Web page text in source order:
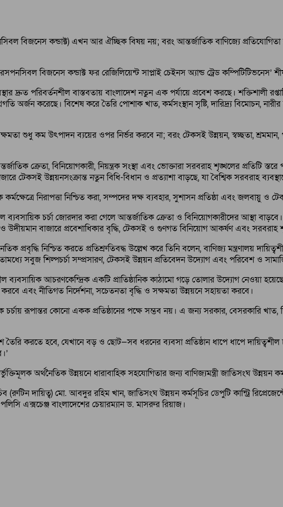
বিজনেস কন্ডাক্ট) এখন আর ঐচ্ছিক বিষয় নয়; বরং আন্তর্জাতিক বাণিজ্যে প্রতিযোগিতা
বিজনেস কন্ডাক্ট ফর রেজিলিয়েন্ট সাপ্লাই চেইনস অ্যান্ড ট্রেড
দ্রুত পরিবর্তনশীল বাস্তবতায় বাংলাদেশ নতুন এক পর্যায়ে প্রবেশ করছে। শক্তিশালী
অর্জন করেছে। বিশেষ করে তৈরি পোশাক খাত, কর্মসংস্থান সৃষ্টি, দারিদ্র্য বিমোচন,
শুধু কম উৎপাদন ব্যয়ের ওপর নির্ভর করবে না; বরং টেকসই উন্নয়ন, স্বচ্ছতা,
ক্রেতা, বিনিয়োগকারী, নিয়ন্ত্রক সংস্থা এবং ভোক্তারা সরবরাহ শৃঙ্খলের প্রতিটি
টেকসই উন্নয়নসংক্রান্ত নতুন বিধি-বিধান ও প্রত্যাশা বাড়ছে, যা বৈশ্বিক সরবরাহ
নিরাপত্তা নিশ্চিত করা, সম্পদের দক্ষ ব্যবহার, সুশাসন প্রতিষ্ঠা এবং জলবায়ু ও
ব্যবসায়িক চর্চা জোরদার করা গেলে আন্তর্জাতিক ক্রেতা ও বিনিয়োগকারীদের আস্থা
উদীয়মান বাজারে প্রবেশাধিকার বৃদ্ধি, টেকসই ও গুণগত বিনিয়োগ আকর্ষণ এবং সরবরাহ
প্রবৃদ্ধি নিশ্চিত করতে প্রতিশ্রুতিবদ্ধ উল্লেখ করে তিনি বলেন, বাণিজ্য মন্ত্রণালয়
সবুজ শিল্পচর্চা সম্প্রসারণ, টেকসই উন্নয়ন প্রতিবেদন উদ্যোগ এবং পরিবেশ ও
ব্যবসায়িক আচরণকেন্দ্রিক একটি প্রাতিষ্ঠানিক কাঠামো গড়ে তোলার উদ্যোগ নেওয়া হয়েছে।
এবং নীতিগত নির্দেশনা, সচেতনতা বৃদ্ধি ও সক্ষমতা উন্নয়নে সহায়তা করবে।
চর্চায় রূপান্তর কোনো একক প্রতিষ্ঠানের পক্ষে সম্ভব নয়। এ জন্য সরকার, বেসরকারি
করতে হবে, যেখানে বড় ও ছোট—সব ধরনের ব্যবসা প্রতিষ্ঠান ধাপে ধাপে দায়িত্বশীল
অর্থনৈতিক উন্নয়নে ধারাবাহিক সহযোগিতার জন্য বাণিজ্যমন্ত্রী জাতিসংঘ উন্নয়ন
(রুটিন দায়িত্ব) মো. আবদুর রহিম খান, জাতিসংঘ উন্নয়ন কর্মসূচির ডেপুটি কান্ট্রি
এক্সচেঞ্জ বাংলাদেশের চেয়ারম্যান ড. মাসরুর রিয়াজ।